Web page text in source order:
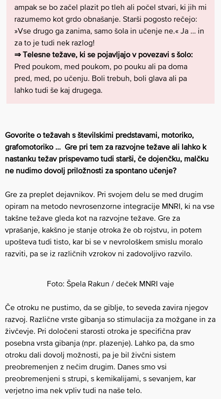
ampak se bo začel plazit po tleh ali počel stvari, ki jih mi
razumemo kot grdo obnašanje. Starši pogosto rečejo:
»Vse drugo ga zanima, samo šola in učenje ne.« Ja … in
za to je tudi nek razlog!
⇒ Telesne težave, ki se pojavljajo v povezavi s šolo:
Pred poukom, med poukom, po pouku ali pa doma
pred, med, po učenju. Boli trebuh, boli glava ali pa
lahko tudi še kaj drugega.
Govorite o težavah s številskimi predstavami, motoriko,
grafomotoriko … Gre pri tem za razvojne težave ali lahko k
nastanku težav prispevamo tudi starši, če dojenčku, malčku
ne nudimo dovolj priložnosti za spontano učenje?
Gre za preplet dejavnikov. Pri svojem delu se med drugim
opiram na metodo nevrosenzorne integracije MNRI, ki na vse
takšne težave gleda kot na razvojne težave. Gre za
vprašanje, kakšno je stanje otroka že ob rojstvu, in potem
upošteva tudi tisto, kar bi se v nevrološkem smislu moralo
razviti, pa se iz različnih vzrokov ni zadovoljivo razvilo.
Foto: Špela Rakun / deček MNRI vaje
Če otroku ne pustimo, da se giblje, to seveda zavira njegov
razvoj. Različne vrste gibanja so stimulacija za možgane in za
živčevje. Pri določeni starosti otroka je specifična prav
posebna vrsta gibanja (npr. plazenje). Lahko pa, da smo
otroku dali dovolj možnosti, pa je bil živčni sistem
preobremenjen z nečim drugim. Danes smo vsi
preobremenjeni s strupi, s kemikalijami, s sevanjem, kar
verjetno ima nek vpliv tudi na naše telo.